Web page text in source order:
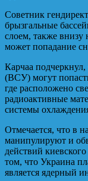
Советник
брызгальные
слоем, также внизу
может попадание
Карчаа
(ВСУ) могут
где расположено
радиоактивные
системы
Отмечается, что в
манипулируют и
действий
том, что Украина
является ядерный